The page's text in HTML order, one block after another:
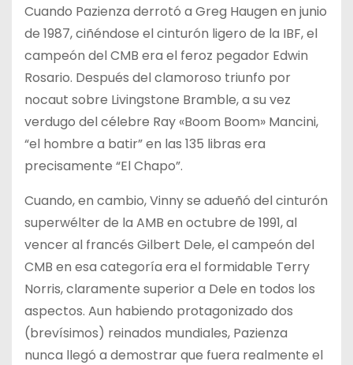
Cuando Pazienza derrotó a Greg Haugen en junio
de 1987, ciñéndose el cinturón ligero de la IBF, el
campeón del CMB era el feroz pegador Edwin
Rosario. Después del clamoroso triunfo por
nocaut sobre Livingstone Bramble, a su vez
verdugo del célebre Ray «Boom Boom» Mancini,
“el hombre a batir” en las 135 libras era
precisamente “El Chapo”.
Cuando, en cambio, Vinny se adueñó del cinturón
superwélter de la AMB en octubre de 1991, al
vencer al francés Gilbert Dele, el campeón del
CMB en esa categoría era el formidable Terry
Norris, claramente superior a Dele en todos los
aspectos. Aun habiendo protagonizado dos
(brevísimos) reinados mundiales, Pazienza
nunca llegó a demostrar que fuera realmente el